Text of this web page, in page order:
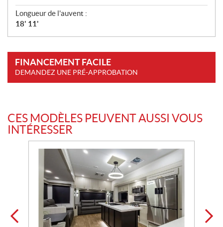
Longueur de l'auvent :
18' 11'
FINANCEMENT FACILE
DEMANDEZ UNE PRÉ-APPROBATION
CES MODÈLES PEUVENT AUSSI VOUS
INTÉRESSER